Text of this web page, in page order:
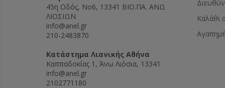
45η Οδός, Νο6, 13341 ΒΙΟ.ΠΑ. ΑΝΩ
ΛΙΟΣΙΩΝ
info@anel.gr
210-2483870
Kατάστημα Λιανικής Αθήνα
Καππαδοκίας 1, Άνω Λιόσια, 13341
info@anel.gr
2102771180
Καλάθι